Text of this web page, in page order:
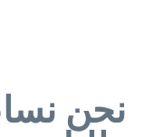
ﻧﺤﻦ